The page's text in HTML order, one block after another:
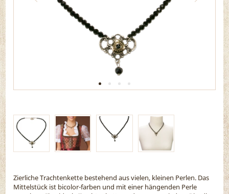
Zierliche Trachtenkette bestehend aus vielen, kleinen Perlen. Das
Mittelstück ist bicolor-farben und mit einer hängenden Perle